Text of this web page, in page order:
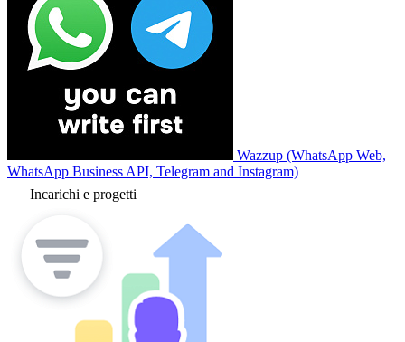
Wazzup (WhatsApp Web,
WhatsApp Business API, Telegram and Instagram)
Incarichi e progetti